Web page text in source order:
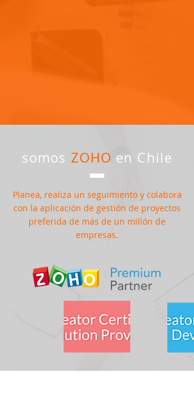
somos ZOHO en Chile
Planea, realiza un seguimiento y colabora
con la aplicación de gestión de proyectos
preferida de más de un millón de
empresas.